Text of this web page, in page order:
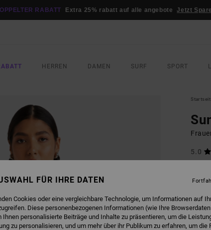
RABATT Extra 25% rabatt auf alle angebote Jetzt
HERREN DAMEN SURF SPORT
5.0
FÜR IHRE DATEN
Cookies oder eine vergleichbare Technologie, um Informationen auf
Diese personenbezogenen Informationen (wie Ihre
Ihnen personalisierte Beiträge und Inhalte zu präsentieren, um die
zu personalisieren, und um mehr über ihr Publikum zu erfahren, um die